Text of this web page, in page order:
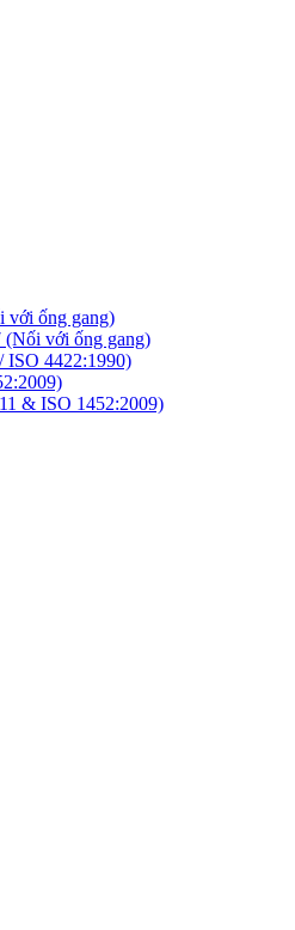
với ống gang)
với ống gang)
4422:1990)
& ISO 1452:2009)